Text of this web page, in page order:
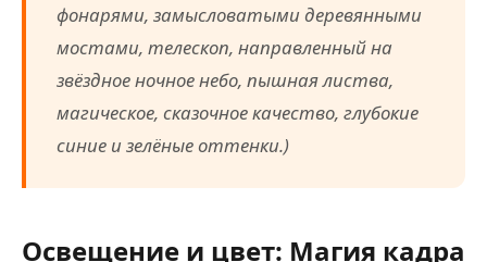
фонарями, замысловатыми деревянными
мостами, телескоп, направленный на
звёздное ночное небо, пышная листва,
магическое, сказочное качество, глубокие
синие и зелёные оттенки.)
Освещение и цвет: Магия кадра